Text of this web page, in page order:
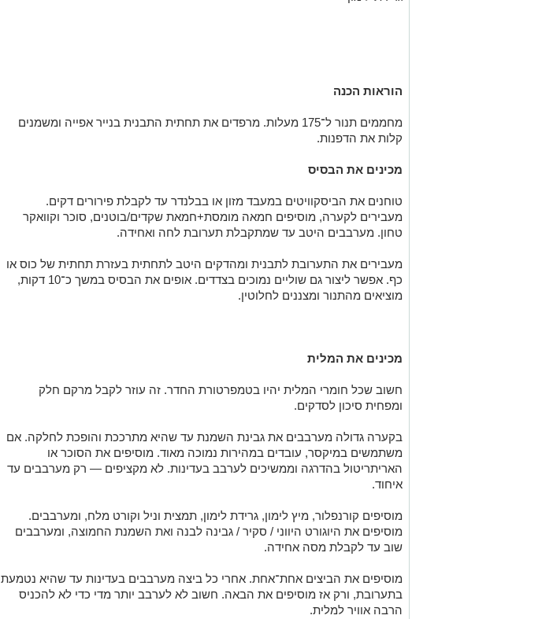
הוראות הכנה
מחממים תנור ל־175 מעלות. מרפדים את תחתית התבנית בנייר אפייה ומשמנים
קלות את הדפנות.
מכינים את הבסיס
טוחנים את הביסקוויטים במעבד מזון או בבלנדר עד לקבלת פירורים דקים.
מעבירים לקערה, מוסיפים חמאה מומסת+חמאת שקדים/בוטנים, סוכר וקוואקר
טחון. מערבבים היטב עד שמתקבלת תערובת לחה ואחידה.
מעבירים את התערובת לתבנית ומהדקים היטב לתחתית בעזרת תחתית של כוס או
כף. אפשר ליצור גם שוליים נמוכים בצדדים. אופים את הבסיס במשך כ־10 דקות,
מוציאים מהתנור ומצננים לחלוטין.
מכינים את המלית
חשוב שכל חומרי המלית יהיו בטמפרטורת החדר. זה עוזר לקבל מרקם חלק
ומפחית סיכון לסדקים.
בקערה גדולה מערבבים את גבינת השמנת עד שהיא מתרככת והופכת לחלקה. אם
משתמשים במיקסר, עובדים במהירות נמוכה מאוד. מוסיפים את הסוכר או
האריתריטול בהדרגה וממשיכים לערבב בעדינות. לא מקציפים — רק מערבבים עד
איחוד.
מוסיפים קורנפלור, מיץ לימון, גרידת לימון, תמצית וניל וקורט מלח, ומערבבים.
מוסיפים את היוגורט היווני / סקיר / גבינה לבנה ואת השמנת החמוצה, ומערבבים
שוב עד לקבלת מסה אחידה.
מוסיפים את הביצים אחת־אחת. אחרי כל ביצה מערבבים בעדינות עד שהיא נטמעת
בתערובת, ורק אז מוסיפים את הבאה. חשוב לא לערבב יותר מדי כדי לא להכניס
הרבה אוויר למלית.